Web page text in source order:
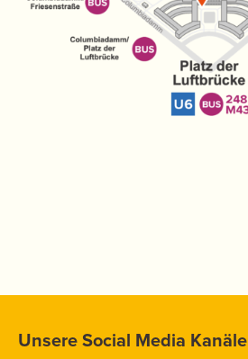
Unsere Social Media Kanäle